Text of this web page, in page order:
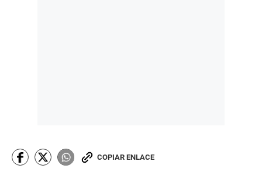
COPIAR ENLACE